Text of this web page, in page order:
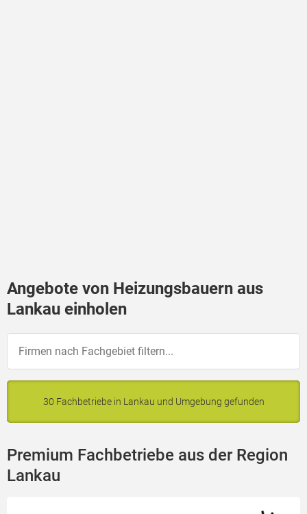
Angebote von Heizungsbauern aus
Lankau einholen
30 Fachbetriebe in Lankau und Umgebung gefunden
Premium Fachbetriebe aus der Region
Lankau